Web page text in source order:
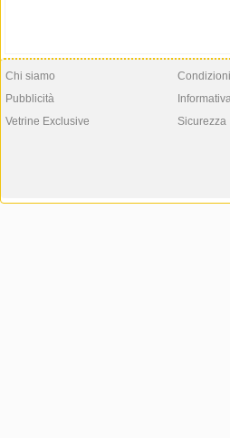
Chi siamo
Pubblicità
Vetrine Exclusive
Sicurezza